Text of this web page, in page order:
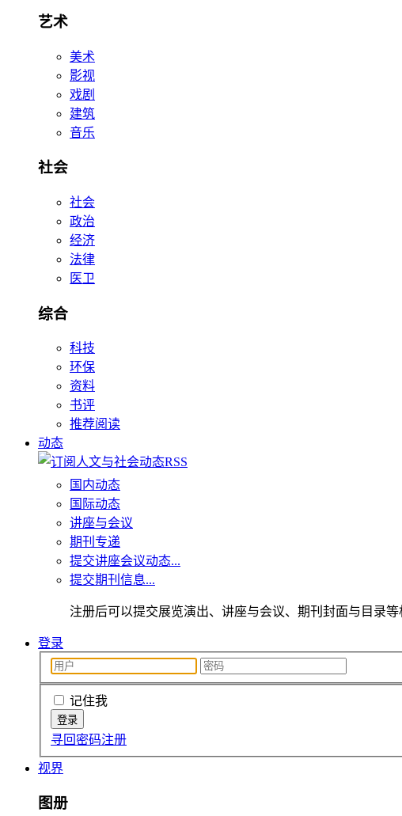
艺术
美术
影视
戏剧
建筑
音乐
社会
社会
政治
经济
法律
医卫
综合
科技
环保
资料
书评
推荐阅读
动态
国内动态
国际动态
讲座与会议
期刊专递
提交讲座会议动态...
提交期刊信息...
注册后可以提交展览演出、讲座与会议、期刊封面与目录等
登录
记住我
寻回密码注册
视界
图册